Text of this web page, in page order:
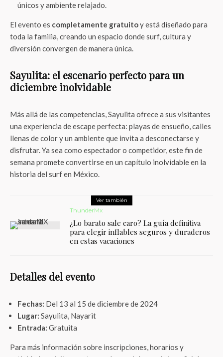
únicos y ambiente relajado.
El evento es completamente gratuitoy está diseñado para
toda la familia, creando un espacio donde surf, cultura y
diversión convergen de manera única.
Sayulita: el escenario perfecto para un
diciembre inolvidable
Más allá de las competencias, Sayulita ofrece a sus visitantes
una experiencia de escape perfecta: playas de ensueño, calles
llenas de color y un ambiente que invita a desconectarse y
disfrutar. Ya sea como espectador o competidor, este fin de
semana promete convertirse en un capítulo inolvidable en la
historia del surf en México.
Ver también
ThunderMx
¿Lo barato sale caro? La guía definitiva
para elegir inflables seguros y duraderos
en estas vacaciones
Detalles del evento
Fechas: Del 13 al 15 de diciembre de 2024
Lugar: Sayulita, Nayarit
Entrada: Gratuita
Para más información sobre inscripciones, horarios y